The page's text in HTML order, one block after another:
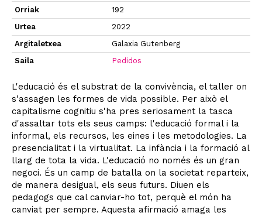
Orriak
192
Urtea
2022
Argitaletxea
Galaxia Gutenberg
Saila
Pedidos
L'educació és el substrat de la convivència, el taller on
s'assagen les formes de vida possible. Per això el
capitalisme cognitiu s'ha pres seriosament la tasca
d'assaltar tots els seus camps: l'educació formal i la
informal, els recursos, les eines i les metodologies. La
presencialitat i la virtualitat. La infància i la formació al
llarg de tota la vida. L'educació no només és un gran
negoci. És un camp de batalla on la societat reparteix,
de manera desigual, els seus futurs. Diuen els
pedagogs que cal canviar-ho tot, perquè el món ha
canviat per sempre. Aquesta afirmació amaga les